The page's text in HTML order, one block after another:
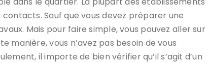
Sauf que vous devez préparer une
Mais pour faire simple, vous pouvez aller sur
vous n’avez pas besoin de vous
il importe de bien vérifier qu’il s’agit d’un